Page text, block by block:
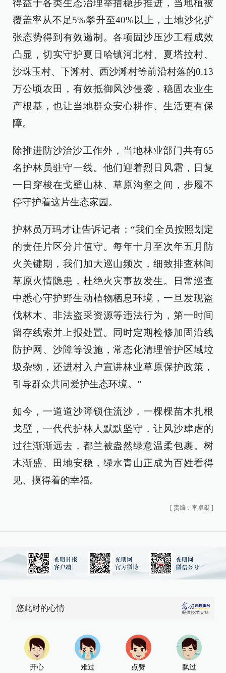
得益于各类生态治理举措稳步推进，当地植被
覆盖率从不足5%攀升至40%以上，土地沙化扩
张态势得到有效遏制。各项固沙压沙工程成效
凸显，切实守护夏日哈镇河北村、夏塔拉村、
沙珠玉村、下滩村、西沙滩村等前沿村落的0.13
万公顷农田，有效抵御风沙侵袭，稳固农业生
产根基，也让当地群众安心耕作、生活更有保
障。
除推进防沙治沙工作外，当地林业部门共有65
名护林员驻守一线。他们迎着烈日风霜，日复
一日穿梭在戈壁山林、草原沟壑之间，步履不
停守护着这片生态家园。
护林员万玛才让告诉记者：“我们全员按照划定
的责任片区分片值守。每年十月至次年五月防
火关键期，我们加大巡山频次，细致排查林间
草原火情隐患，杜绝火灾事故发生。日常巡查
中悉心守护野生动植物栖息环境，一旦发现盗
伐林木、非法盗采资源等违法行为，第一时间
留存线索并上报处置。同时定期检修加固沿线
防护网、沙障等设施，常态化清理管护区域垃
圾杂物，还进村入户宣讲林业草原保护政策，
引导群众共同爱护生态环境。”
如今，一道道沙障锁住流沙，一棵棵苗木扎根
戈壁，一代代护林人默默坚守，让风沙肆虐的
过往渐渐远去，都兰被盎然绿意温柔包裹。树
木渐盛、田地安稳，绿水青山正成为百姓看得
见、摸得着的幸福。
[ 责编：李卓凝 ]
您此时的心情
开心 难过 点赞 飘过